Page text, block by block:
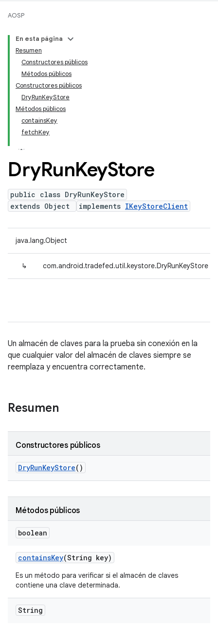
AOSP
En esta página
Resumen
Constructores públicos
Métodos públicos
Constructores públicos
DryRunKeyStore
Métodos públicos
containsKey
fetchKey
DryRunKeyStore
public class DryRunKeyStore
extends Object
implements IKeyStoreClient
java.lang.Object
↳ com.android.tradefed.util.keystore.DryRunKeyStore
Un almacén de claves para la prueba sin conexión en la
que cualquier valor del almacén de claves siempre se
reemplaza y encuentra correctamente.
Resumen
Constructores públicos
DryRunKeyStore()
Métodos públicos
boolean
containsKey(String key)
Es un método para verificar si el almacén de claves
contiene una clave determinada.
String